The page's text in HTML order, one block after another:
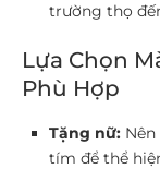
trường thọ
Lựa Chọn
Phù Hợp
Tặng nữ:
tím để thể